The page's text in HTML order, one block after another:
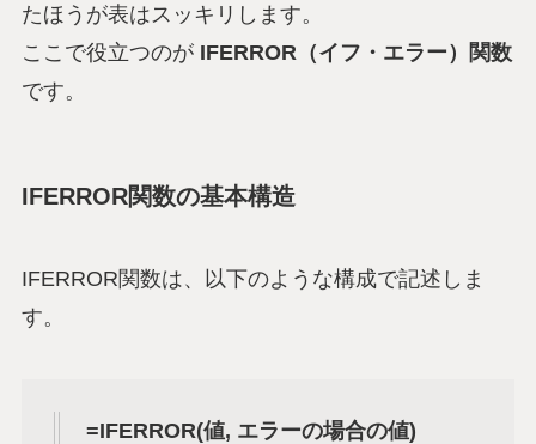
たほうが表はスッキリします。
ここで役立つのが IFERROR（イフ・エラー）関数
です。
IFERROR関数の基本構造
IFERROR関数は、以下のような構成で記述しま
す。
=IFERROR(値, エラーの場合の値)